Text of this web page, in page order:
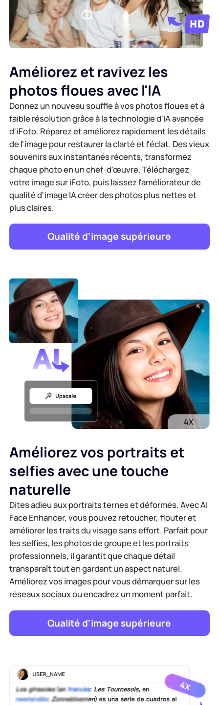
Générateur d'arrière-plan IA
Changeur d'arrière-plan en ligne
Droits d'auteur sur les images
Générateur de visage IA
Extension d'image AI
Optimiseur d'image sur Shopify
Éclaircisseur d'image
Compresser un PDF en ligne
Fusionner des fichiers PDF en ligne
Convertir un PDF en Word en ligne
Convertir un PDF en Excel en ligne
Convertir un PDF en PPT en ligne
Conversion de fichiers JPG en PDF en ligne
PDF en JPG
Conversion de Word en JPG
Améliorez et ravivez les
photos floues avec l'IA
Donnez un nouveau souffle à vos photos floues et à
faible résolution grâce à la technologie d'IA avancée
d'iFoto. Réparez et améliorez rapidement les détails
de l'image pour restaurer la clarté et l'éclat. Des vieux
souvenirs aux instantanés récents, transformez
chaque photo en un chef-d'œuvre. Téléchargez
votre image sur iFoto, puis laissez l'améliorateur de
qualité d'image IA créer des photos plus nettes et
plus claires.
Qualité d'image supérieure
Améliorez vos portraits et
selfies avec une touche
naturelle
Dites adieu aux portraits ternes et déformés. Avec AI
Face Enhancer, vous pouvez retoucher, flouter et
améliorer les traits du visage sans effort. Parfait pour
les selfies, les photos de groupe et les portraits
professionnels, il garantit que chaque détail
transparaît tout en gardant un aspect naturel.
Améliorez vos images pour vous démarquer sur les
réseaux sociaux ou encadrez un moment parfait.
Qualité d'image supérieure